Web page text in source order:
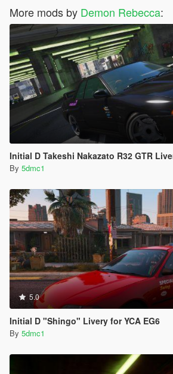
More mods by Demon Rebecca:
Initial D Takeshi Nakazato R32 GTR
By 5dmc1
5.0
Initial D "Shingo" Livery for YCA EG6
By 5dmc1